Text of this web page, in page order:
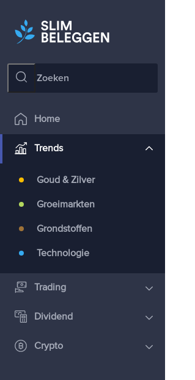
Home
Trends
Goud & Zilver
Groeimarkten
Grondstoffen
Technologie
Trading
Dividend
Crypto